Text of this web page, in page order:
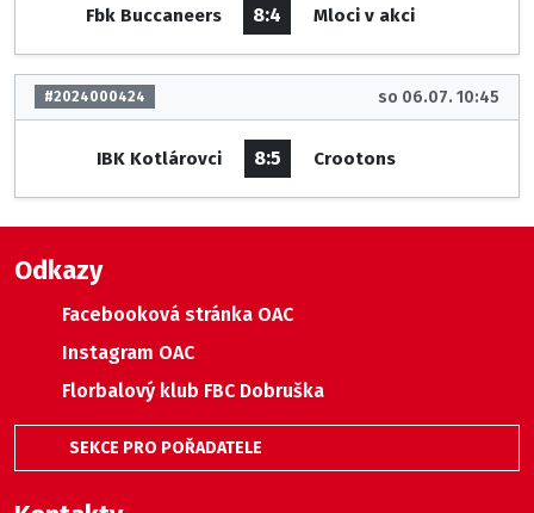
Fbk Buccaneers 8:4 Mloci v akci
#2024000424 so 06.07. 10:45
IBK Kotlárovci 8:5 Crootons
Odkazy
Facebooková stránka OAC
Instagram OAC
Florbalový klub FBC Dobruška
SEKCE PRO POŘADATELE